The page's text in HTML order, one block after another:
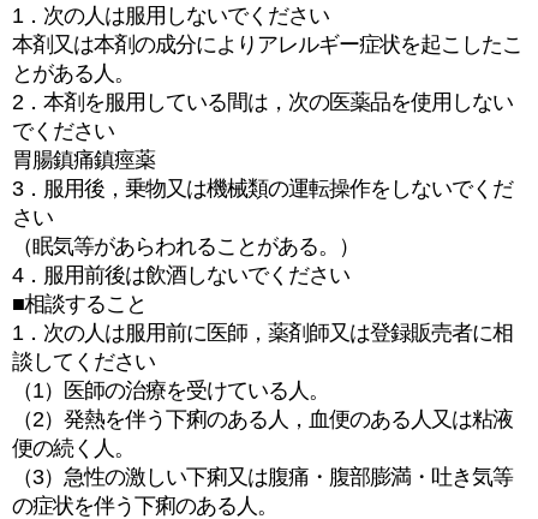
1．次の人は服用しないでください
本剤又は本剤の成分によりアレルギー症状を起こしたこ
とがある人。
2．本剤を服用している間は，次の医薬品を使用しない
でください
胃腸鎮痛鎮痙薬
3．服用後，乗物又は機械類の運転操作をしないでくだ
さい
（眠気等があらわれることがある。）
4．服用前後は飲酒しないでください
■相談すること
1．次の人は服用前に医師，薬剤師又は登録販売者に相
談してください
（1）医師の治療を受けている人。
（2）発熱を伴う下痢のある人，血便のある人又は粘液
便の続く人。
（3）急性の激しい下痢又は腹痛・腹部膨満・吐き気等
の症状を伴う下痢のある人。